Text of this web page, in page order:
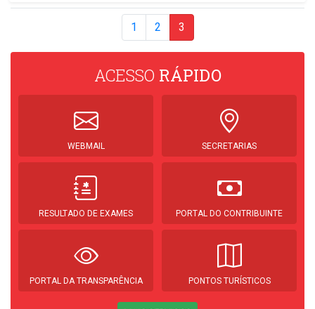
1 2 3
ACESSO RÁPIDO
WEBMAIL SECRETARIAS
RESULTADO DE EXAMES PORTAL DO CONTRIBUINTE
PORTAL DA TRANSPARÊNCIA PONTOS TURÍSTICOS